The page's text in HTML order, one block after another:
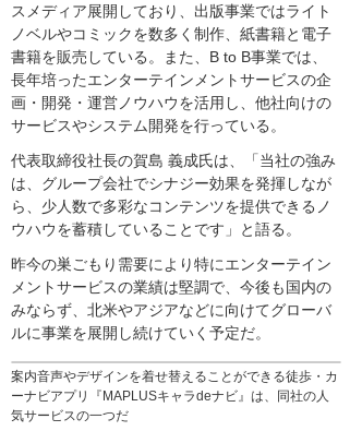
案内音声やデザインを着せ替えることができる徒歩・カ
ーナビアプリ『MAPLUSキャラdeナビ』は、同社の人
気サービスの一つだ
スメディア展開しており、出版事業ではライト
ノベルやコミックを数多く制作、紙書籍と電子
書籍を販売している。また、B to B事業では、
長年培ったエンターテインメントサービスの企
画・開発・運営ノウハウを活用し、他社向けの
サービスやシステム開発を行っている。
代表取締役社長の賀島 義成氏は、「当社の強み
は、グループ会社でシナジー効果を発揮しなが
ら、少人数で多彩なコンテンツを提供できるノ
ウハウを蓄積していることです」と語る。
昨今の巣ごもり需要により特にエンターテイン
メントサービスの業績は堅調で、今後も国内の
みならず、北米やアジアなどに向けてグローバ
ルに事業を展開し続けていく予定だ。